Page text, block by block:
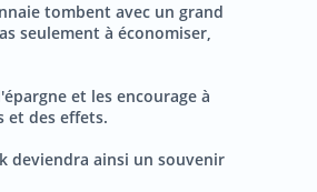
tombent avec un grand
seulement à économiser,
et les encourage à
et des effets.
deviendra ainsi un souvenir